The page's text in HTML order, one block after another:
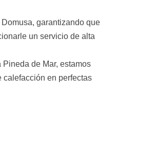
garantizando que
un servicio de alta
de Mar, estamos
calefacción en perfectas